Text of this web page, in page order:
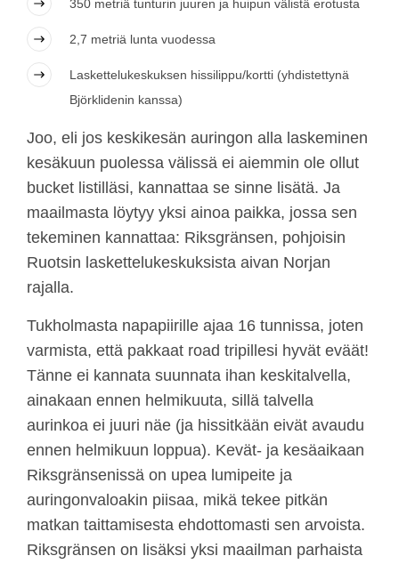
350 metriä tunturin juuren ja huipun välistä erotusta
2,7 metriä lunta vuodessa
Laskettelukeskuksen hissilippu/kortti (yhdistettynä
Björklidenin kanssa)
Joo, eli jos keskikesän auringon alla laskeminen
kesäkuun puolessa välissä ei aiemmin ole ollut
bucket listilläsi, kannattaa se sinne lisätä. Ja
maailmasta löytyy yksi ainoa paikka, jossa sen
tekeminen kannattaa: Riksgränsen, pohjoisin
Ruotsin laskettelukeskuksista aivan Norjan
rajalla.
Tukholmasta napapiirille ajaa 16 tunnissa, joten
varmista, että pakkaat road tripillesi hyvät eväät!
Tänne ei kannata suunnata ihan keskitalvella,
ainakaan ennen helmikuuta, sillä talvella
aurinkoa ei juuri näe (ja hissitkään eivät avaudu
ennen helmikuun loppua). Kevät- ja kesäaikaan
Riksgränsenissä on upea lumipeite ja
auringonvaloakin piisaa, mikä tekee pitkän
matkan taittamisesta ehdottomasti sen arvoista.
Riksgränsen on lisäksi yksi maailman parhaista